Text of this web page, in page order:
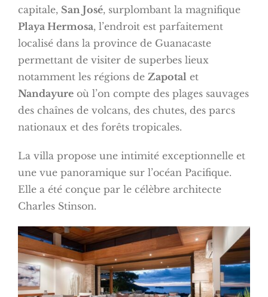
capitale, San José, surplombant la magnifique
Playa Hermosa, l’endroit est parfaitement
localisé dans la province de Guanacaste
permettant de visiter de superbes lieux
notamment les régions de Zapotalet
Nandayureoù l’on compte des plages sauvages
des chaînes de volcans, des chutes, des parcs
nationaux et des forêts tropicales.
La villa propose une intimité exceptionnelle et
une vue panoramique sur l’océan Pacifique.
Elle a été conçue par le célèbre architecte
Charles Stinson.